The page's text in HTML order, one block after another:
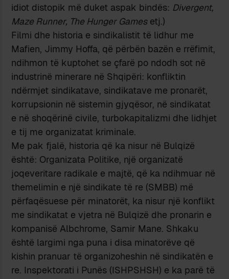
idiot distopik më duket aspak bindës: Divergent,
Maze Runner, The Hunger Gamesetj.)
Filmi dhe historia e sindikalistit të lidhur me
Mafien, Jimmy Hoffa, që përbën bazën e rrëfimit,
ndihmon të kuptohet se çfarë po ndodh sot në
industrinë minerare në Shqipëri: konfliktin
ndërmjet sindikatave, sindikatave me pronarët,
korrupsionin në sistemin gjyqësor, në sindikatat
e në shoqërinë civile, turbokapitalizmi dhe lidhjet
e tij me organizatat kriminale.
Me pak fjalë, historia që ka nisur në Bulqizë
është: Organizata Politike, një organizatë
joqeveritare radikale e majtë, që ka ndihmuar në
themelimin e një sindikate të re (SMBB) më
përfaqësuese për minatorët, ka nisur një konflikt
me sindikatat e vjetra në Bulqizë dhe pronarin e
kompanisë Albchrome, Samir Mane. Shkaku
është largimi nga puna i disa minatorëve që
kishin pranuar të organizoheshin në sindikatën e
re. Inspektorati i Punës (ISHPSHSH) e ka parë të